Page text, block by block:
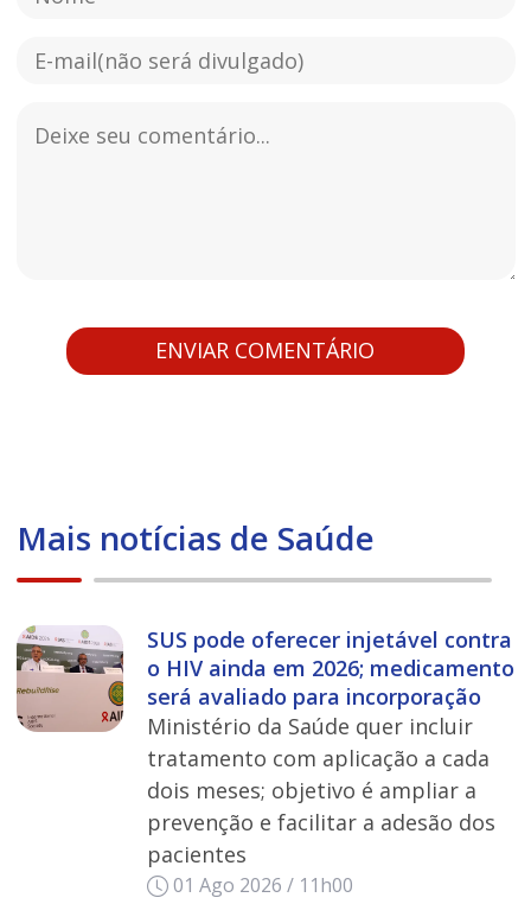
Mais notícias de Saúde
SUS pode oferecer injetável contra
o HIV ainda em 2026; medicamento
será avaliado para incorporação
Ministério da Saúde quer incluir
tratamento com aplicação a cada
dois meses; objetivo é ampliar a
prevenção e facilitar a adesão dos
pacientes
01 Ago 2026 / 11h00